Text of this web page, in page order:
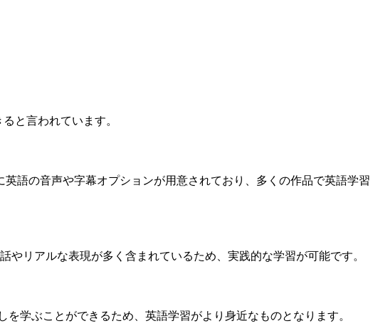
と言われています。
語の音声や字幕オプションが用意されており、多くの作品で英語学習
やリアルな表現が多く含まれているため、実践的な学習が可能です。
学ぶことができるため、英語学習がより身近なものとなります。